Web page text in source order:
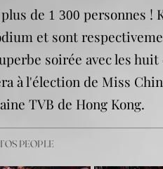
de 1 300 personnes !
et sont
soirée avec les
à l'élection de Miss
TVB de Hong Kong.
PEOPLE